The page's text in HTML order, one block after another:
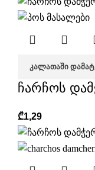
ᲙᲐᲚᲐᲗᲐᲨᲘ
ჩარჩოს
₾1,29